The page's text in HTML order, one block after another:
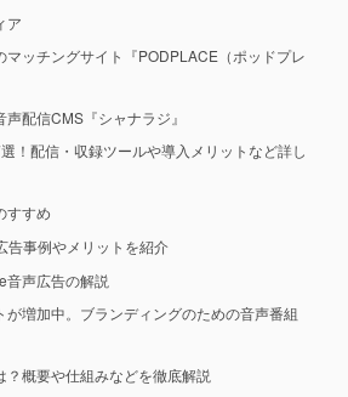
ア
マッチングサイト『PODPLACE（ポッドプレ
配信CMS『シャナラジ』
！配信・収録ツールや導入メリットなど詳し
すすめ
告事例やメリットを紹介
音声広告の解説
が増加中。ブランディングのための音声番組
？概要や仕組みなどを徹底解説